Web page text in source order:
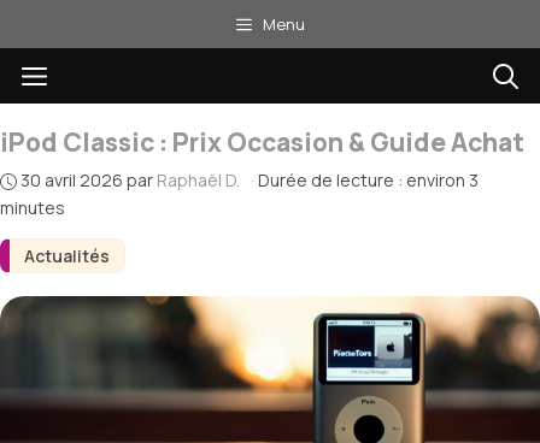
au
contenu
Menu
Menu
Actualités
iPod Classic : Prix Occasion & Guide Achat
30 avril 2026 par Raphaël D. · Durée de lecture : environ 3
minutes